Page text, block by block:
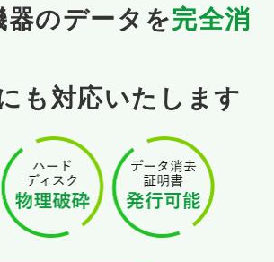
のデータを完全消
も対応いたします